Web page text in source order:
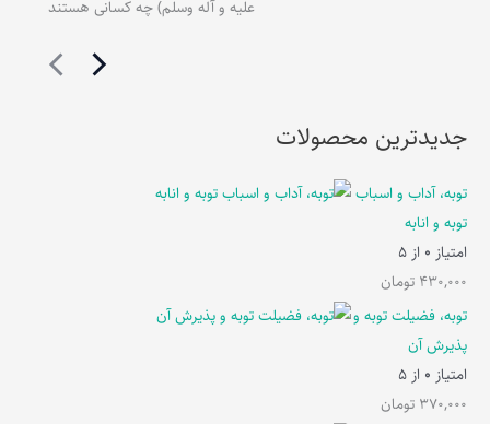
علیه و آله وسلم) چه کسانی هستند
جدیدترین محصولات
توبه، آداب و اسباب
توبه و انابه
امتیاز 0 از 5
430,000 تومان
توبه، فضیلت توبه و
پذیرش آن
امتیاز 0 از 5
370,000 تومان